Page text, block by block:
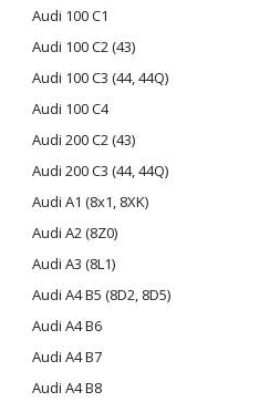
Audi 100 C1
Audi 100 C2 (43)
Audi 100 C3 (44, 44Q)
Audi 100 C4
Audi 200 C2 (43)
Audi 200 C3 (44, 44Q)
Audi A1 (8x1, 8XK)
Audi A2 (8Z0)
Audi A3 (8L1)
Audi A4 B5 (8D2, 8D5)
Audi A4 B6
Audi A4 B7
Audi A4 B8